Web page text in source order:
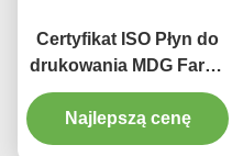
Certyfikat ISO Płyn do
drukowania MDG Farba
drukarska Karboks
metylowy EINECS nr
203-906-6
Najlepszą cenę